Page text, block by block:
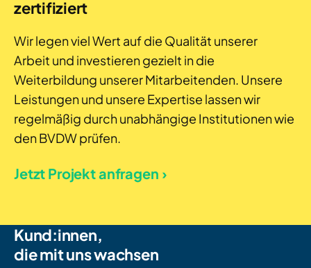
zertifiziert
Wir legen viel Wert auf die Qualität unserer
Arbeit und investieren gezielt in die
Weiterbildung unserer Mitarbeitenden. Unsere
Leistungen und unsere Expertise lassen wir
regelmäßig durch unabhängige Institutionen wie
den BVDW prüfen.
Jetzt Projekt anfragen ›
Kund:innen,
die mit uns wachsen